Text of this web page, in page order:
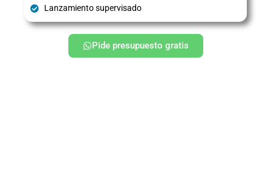
Lanzamiento supervisado
Pide presupuesto gratis